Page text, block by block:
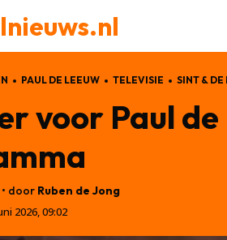
PAUL DE LEEUW TELEVISIE SINT & DE
voor Paul
• door Ruben de Jong
2026, 09:02